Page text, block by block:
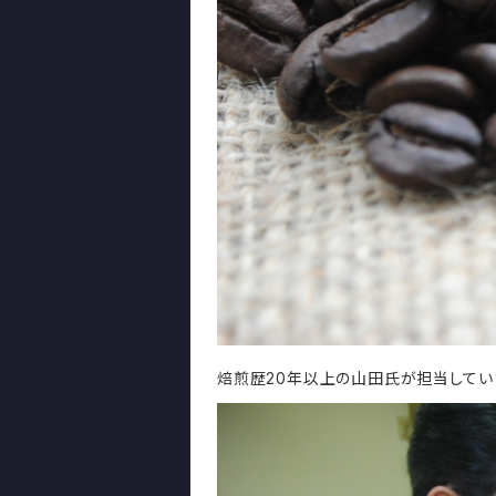
焙煎歴20年以上の山田氏が担当してい